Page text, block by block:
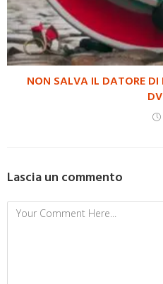
NON SALVA IL DATORE
Lascia un commento